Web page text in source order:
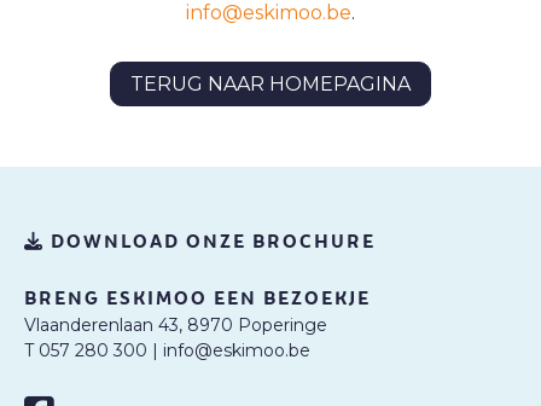
info@eskimoo.be.
TERUG NAAR HOMEPAGINA
DOWNLOAD ONZE BROCHURE
BRENG ESKIMOO EEN BEZOEKJE
Vlaanderenlaan 43, 8970 Poperinge
T 057 280 300 | info@eskimoo.be